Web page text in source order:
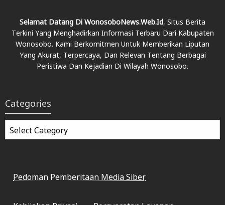
Selamat Datang Di WonosoboNews.web.id, Situs Berita
Terkini Yang Menghadirkan Informasi Terbaru Dari Kabupaten
Wonosobo. Kami Berkomitmen Untuk Memberikan Liputan
Yang Akurat, Terpercaya, Dan Relevan Tentang Berbagai
Peristiwa Dan Kejadian Di Wilayah Wonosobo.
Categories
Categories
Pedoman Pemberitaan Media Siber